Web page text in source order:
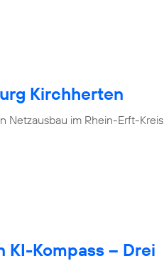
Kirchherten
Netzausbau im Rhein-Erft-Kreis
Kompass – Drei